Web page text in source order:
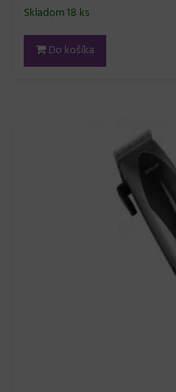
Skladom 18 ks
Do košíka